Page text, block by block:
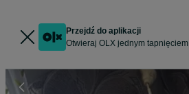
Przejdź do aplikacji
Otwieraj OLX jednym tapnięciem